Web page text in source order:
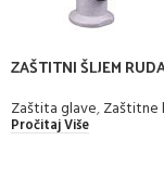
ZAŠTITNI ŠLJEM
Zaštita glave,Zaštitne
Pročitaj Više